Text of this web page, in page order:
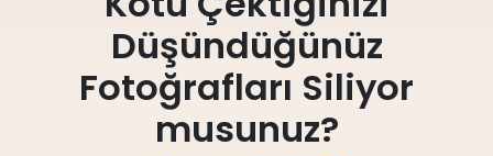
Düşündüğünüz
Fotoğrafları Siliyor
musunuz?